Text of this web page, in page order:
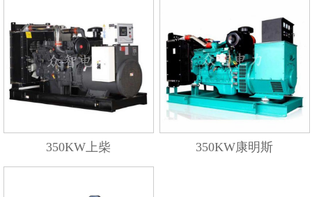
350KW上柴 350KW康明斯